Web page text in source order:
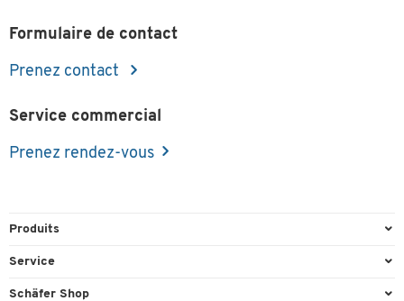
Formulaire de contact
Prenez contact
Service commercial
Prenez rendez-vous
Produits
Emballage et expédition
Service
Aperçu des n° de tél.
Schäfer Shop